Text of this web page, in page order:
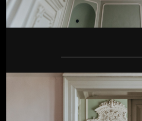
Jön még kép!